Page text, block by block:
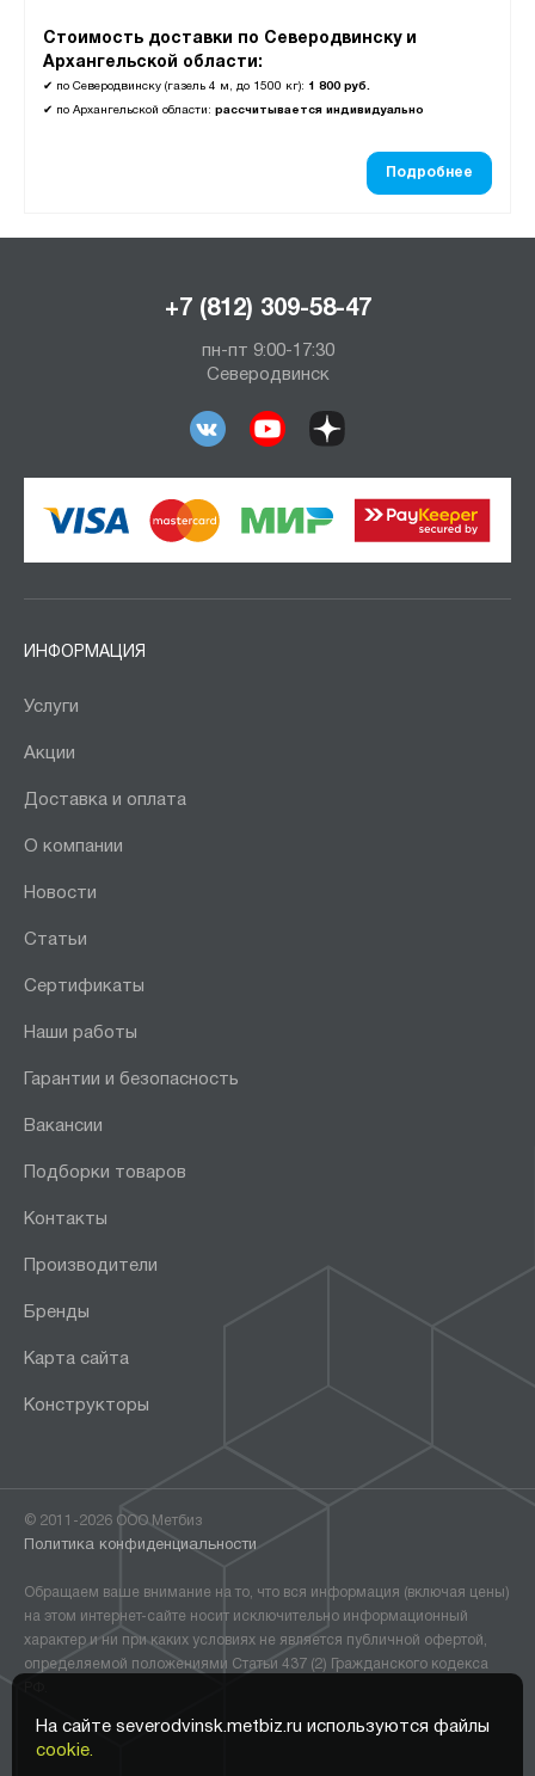
Стоимость доставки по Северодвинску и
Архангельской области:
✔ по Северодвинску (газель 4 м, до 1500 кг): 1 800 руб.
✔ по Архангельской области: рассчитывается индивидуально
Подробнее
На сайте severodvinsk.metbiz.ru используются файлы
cookie.
+7 (812) 309-58-47
пн-пт 9:00-17:30
Северодвинск
ИНФОРМАЦИЯ
Услуги
Акции
Доставка и оплата
О компании
Новости
Статьи
Сертификаты
Наши работы
Гарантии и безопасность
Вакансии
Подборки товаров
Контакты
Производители
Бренды
Карта сайта
Конструкторы
© 2011-2026 ООО Метбиз
Политика конфиденциальности
Обращаем ваше внимание на то, что вся информация (включая цены)
на этом интернет-сайте носит исключительно информационный
характер и ни при каких условиях не является публичной офертой,
определяемой положениями Статьи 437 (2) Гражданского кодекса